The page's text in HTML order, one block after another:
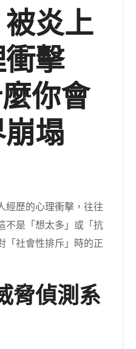
炎上
擊
你會
塌
經歷的心理衝擊，往往
不是「想太多」或「抗
「社會性排斥」時的正
脅偵測系